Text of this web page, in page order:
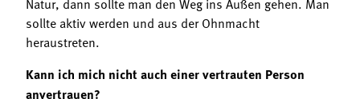
sollte aktiv werden und aus der Ohnmacht
heraustreten.
Kann ich mich nicht auch einer vertrauten Person
anvertrauen?